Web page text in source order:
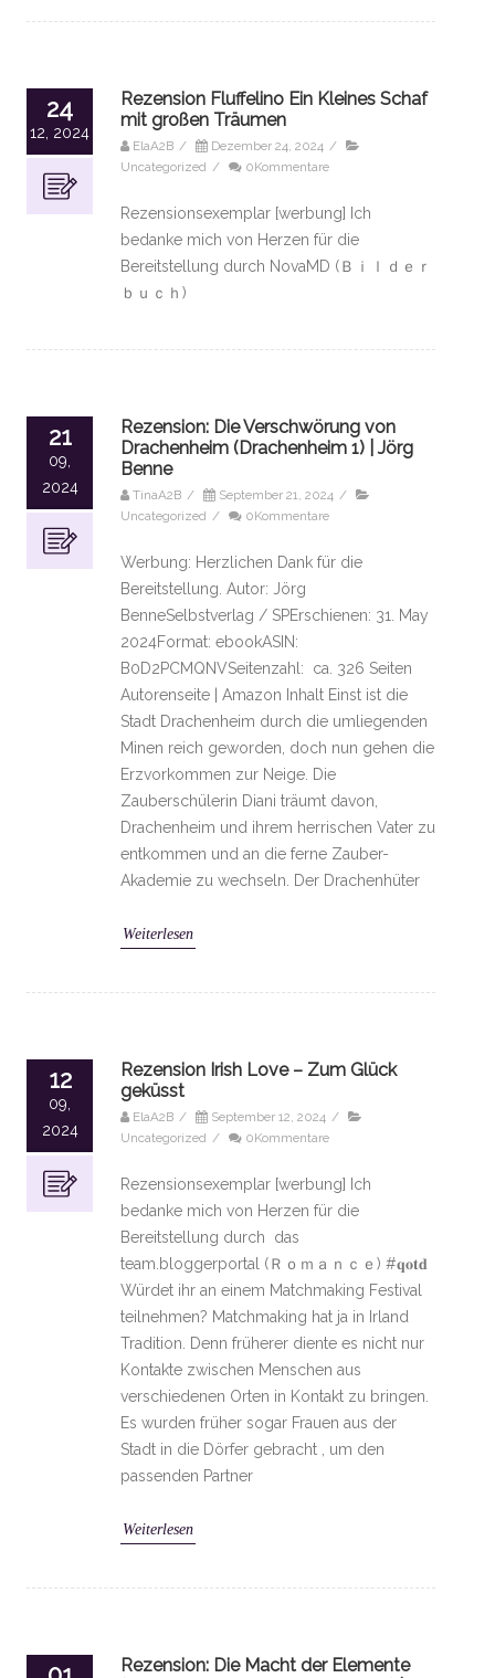
24
12, 2024
Rezension Fluffelino Ein Kleines Schaf
mit großen Träumen
ElaA2B / Dezember 24, 2024 /
Uncategorized / 0Kommentare
Rezensionsexemplar [werbung] Ich
bedanke mich von Herzen für die
Bereitstellung durch NovaMD (Ｂｉｌｄｅｒ
ｂｕｃｈ)
21
09,
2024
Rezension: Die Verschwörung von
Drachenheim (Drachenheim 1) | Jörg
Benne
TinaA2B / September 21, 2024 /
Uncategorized / 0Kommentare
Werbung: Herzlichen Dank für die
Bereitstellung. Autor: Jörg
BenneSelbstverlag / SPErschienen: 31. May
2024Format: ebookASIN:
B0D2PCMQNVSeitenzahl: ca. 326 Seiten
Autorenseite | Amazon Inhalt Einst ist die
Stadt Drachenheim durch die umliegenden
Minen reich geworden, doch nun gehen die
Erzvorkommen zur Neige. Die
Zauberschülerin Diani träumt davon,
Drachenheim und ihrem herrischen Vater zu
entkommen und an die ferne Zauber-
Akademie zu wechseln. Der Drachenhüter
Weiterlesen
12
09,
2024
Rezension Irish Love – Zum Glück
geküsst
ElaA2B / September 12, 2024 /
Uncategorized / 0Kommentare
Rezensionsexemplar [werbung] Ich
bedanke mich von Herzen für die
Bereitstellung durch das
team.bloggerportal (Ｒｏｍａｎｃｅ) #𝐪𝐨𝐭𝐝
Würdet ihr an einem Matchmaking Festival
teilnehmen? Matchmaking hat ja in Irland
Tradition. Denn früherer diente es nicht nur
Kontakte zwischen Menschen aus
verschiedenen Orten in Kontakt zu bringen.
Es wurden früher sogar Frauen aus der
Stadt in die Dörfer gebracht , um den
passenden Partner
Weiterlesen
Rezension: Die Macht der Elemente